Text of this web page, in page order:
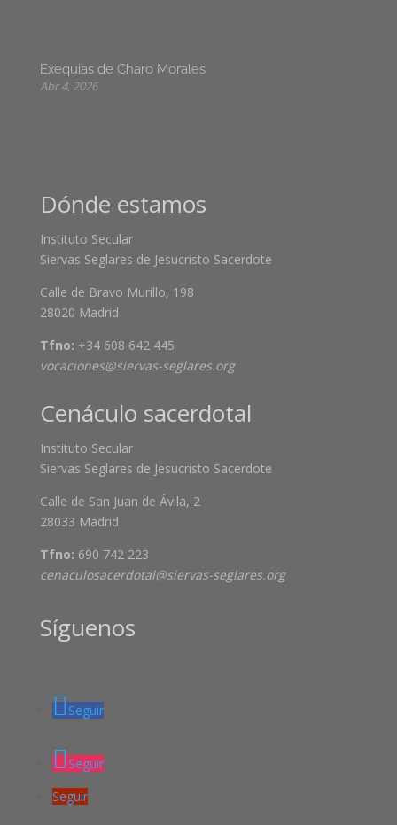
Exequias de Charo Morales
Abr 4, 2026
Dónde estamos
Instituto Secular
Siervas Seglares de Jesucristo Sacerdote
Calle de Bravo Murillo, 198
28020 Madrid
Tfno: +34 608 642 445
vocaciones@siervas-seglares.org
Cenáculo sacerdotal
Instituto Secular
Siervas Seglares de Jesucristo Sacerdote
Calle de San Juan de Ávila, 2
28033 Madrid
Tfno: 690 742 223
cenaculosacerdotal@siervas-seglares.org
Síguenos
Seguir
Seguir
Seguir